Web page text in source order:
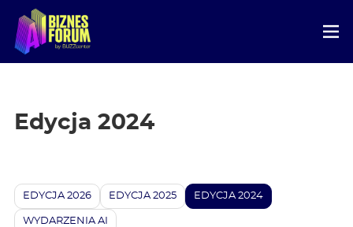
Edycja 2024
EDYCJA 2026 EDYCJA 2025 EDYCJA 2024
WYDARZENIA AI